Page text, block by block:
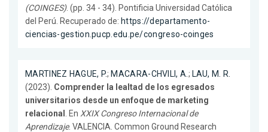
(COINGES). (pp. 34 - 34). Pontificia Universidad Católica
del Perú. Recuperado de: https://departamento-
ciencias-gestion.pucp.edu.pe/congreso-coinges
MARTINEZ HAGUE, P.; MACARA-CHVILI, A. ; LAU, M. R.
(2023). Comprender la lealtad de los egresados
universitarios desde un enfoque de marketing
relacional
. En XXIX Congreso Internacional de
Aprendizaje. VALENCIA. Common Ground Research